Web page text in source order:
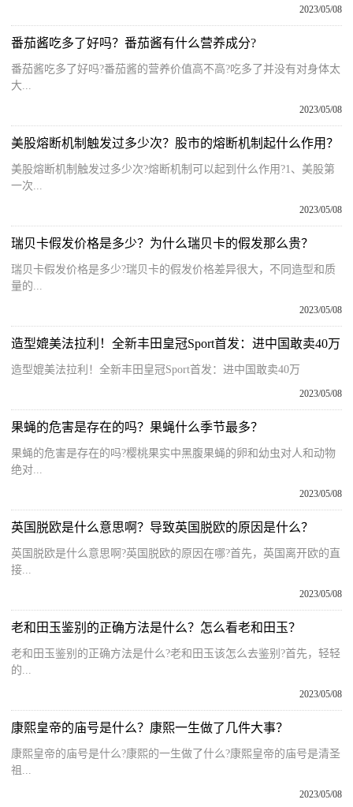
2023/05/08
番茄酱吃多了好吗？番茄酱有什么营养成分?
番茄酱吃多了好吗?番茄酱的营养价值高不高?吃多了并没有对身体太
大...
2023/05/08
美股熔断机制触发过多少次？股市的熔断机制起什么作用？
美股熔断机制触发过多少次?熔断机制可以起到什么作用?1、美股第
一次...
2023/05/08
瑞贝卡假发价格是多少？为什么瑞贝卡的假发那么贵？
瑞贝卡假发价格是多少?瑞贝卡的假发价格差异很大，不同造型和质
量的...
2023/05/08
造型媲美法拉利！全新丰田皇冠Sport首发：进中国敢卖40万
造型媲美法拉利！全新丰田皇冠Sport首发：进中国敢卖40万
2023/05/08
果蝇的危害是存在的吗？果蝇什么季节最多？
果蝇的危害是存在的吗?樱桃果实中黑腹果蝇的卵和幼虫对人和动物
绝对...
2023/05/08
英国脱欧是什么意思啊？导致英国脱欧的原因是什么？
英国脱欧是什么意思啊?英国脱欧的原因在哪?首先，英国离开欧的直
接...
2023/05/08
老和田玉鉴别的正确方法是什么？怎么看老和田玉？
老和田玉鉴别的正确方法是什么?老和田玉该怎么去鉴别?首先，轻轻
的...
2023/05/08
康熙皇帝的庙号是什么？康熙一生做了几件大事？
康熙皇帝的庙号是什么?康熙的一生做了什么?康熙皇帝的庙号是清圣
祖...
2023/05/08